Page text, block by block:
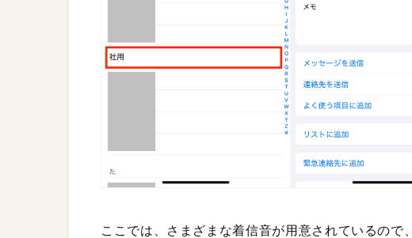
ここでは、さまざまな着信音が用意されているので